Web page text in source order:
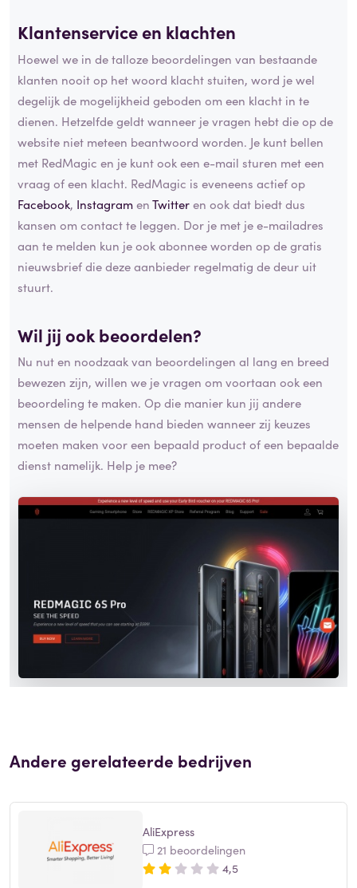
Klantenservice en klachten
Hoewel we in de talloze beoordelingen van bestaande
klanten nooit op het woord klacht stuiten, word je wel
degelijk de mogelijkheid geboden om een klacht in te
dienen. Hetzelfde geldt wanneer je vragen hebt die op de
website niet meteen beantwoord worden. Je kunt bellen
met RedMagic en je kunt ook een e-mail sturen met een
vraag of een klacht. RedMagic is eveneens actief op
Facebook, InstagramenTwitteren ook dat biedt dus
kansen om contact te leggen. Dor je met je e-mailadres
aan te melden kun je ook abonnee worden op de gratis
nieuwsbrief die deze aanbieder regelmatig de deur uit
stuurt.
Wil jij ook beoordelen?
Nu nut en noodzaak van beoordelingen al lang en breed
bewezen zijn, willen we je vragen om voortaan ook een
beoordeling te maken. Op die manier kun jij andere
mensen de helpende hand bieden wanneer zij keuzes
moeten maken voor een bepaald product of een bepaalde
dienst namelijk. Help je mee?
Andere gerelateerde bedrijven
AliExpress
21 beoordelingen
4,5